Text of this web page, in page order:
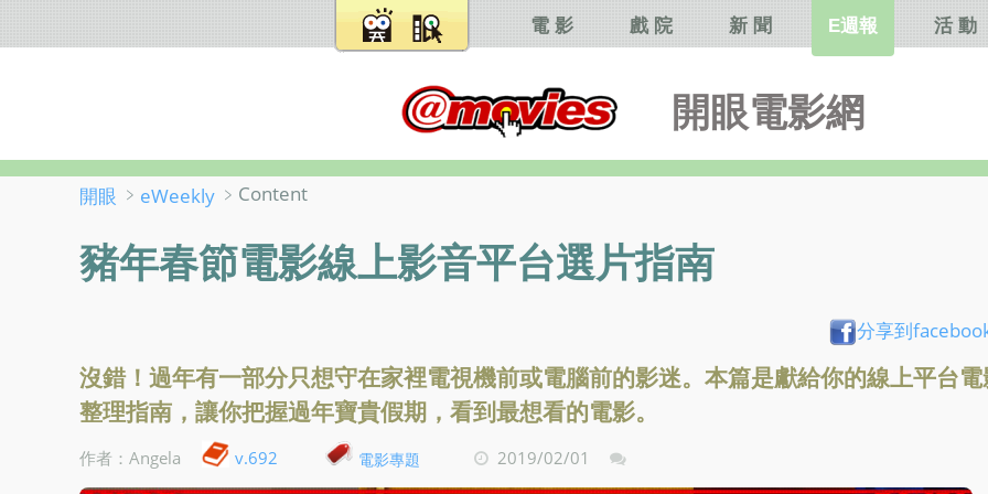
開眼電影網
電 影 戲 院 新 聞 E週報 活 動
開眼 ﹥ eWeekly ﹥Content
豬年春節電影線上影音平台選片指南
分享到
沒錯！過年有一部分只想守在家裡電視機前或電腦前的影迷。本篇是獻給你的線上平台
整理指南，讓你把握過年寶貴假期，看到最想看的電影。
作者：Angela v.692 電影專題 2019/02/01